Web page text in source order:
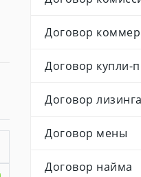
Договор
Договор купли-
Договор лизинга
Договор мены
Договор найма